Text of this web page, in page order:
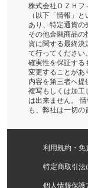
株式会社ＤＺＨフ
（以下「情報」
あり、特定通貨の
その他金融商品
資に関する最終
て行ってください
確実性を保証する
変更することがあ
内容を第三者へ提
複写もしくは加工
は出来ません。
も、弊社は一切の
利用規約・免
特定商取引法
個人情報保護